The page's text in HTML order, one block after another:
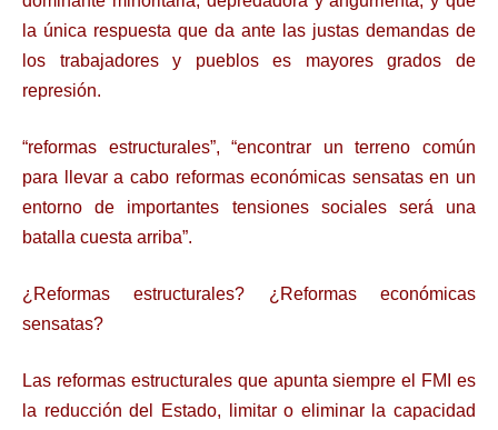
la única respuesta que da ante las justas demandas de
los trabajadores y pueblos es mayores grados de
represión.
“reformas estructurales”, “encontrar un terreno común
para llevar a cabo reformas económicas sensatas en un
entorno de importantes tensiones sociales será una
batalla cuesta arriba”.
¿Reformas estructurales? ¿Reformas económicas
sensatas?
Las reformas estructurales que apunta siempre el FMI es
la reducción del Estado, limitar o eliminar la capacidad